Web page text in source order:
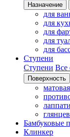
Назначение
для
для
для
для
для
Ступени
Ступени Все
Поверхность
матовая
Бамбуковые
Клинкер